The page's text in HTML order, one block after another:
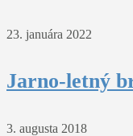
23. januára 2022
Jarno-letný
3. augusta 2018